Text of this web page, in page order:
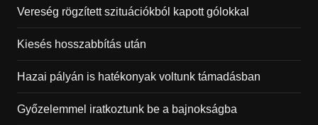
Vereség rögzített szituációkból kapott gólokkal
Kiesés hosszabbítás után
Hazai pályán is hatékonyak voltunk támadásban
Győzelemmel iratkoztunk be a bajnokságba